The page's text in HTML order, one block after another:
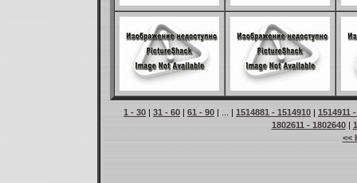
1 - 30 | 31 - 60 | 61 - 90 | ... | 1514881 - 1514910 | 1514911
1802611 - 1802640|
<<